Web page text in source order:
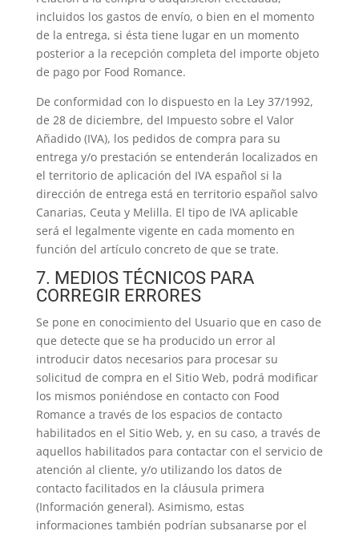
incluidos los gastos de envío, o bien en el momento
de la entrega, si ésta tiene lugar en un momento
posterior a la recepción completa del importe objeto
de pago por Food Romance.
De conformidad con lo dispuesto en la Ley 37/1992,
de 28 de diciembre, del Impuesto sobre el Valor
Añadido (IVA), los pedidos de compra para su
entrega y/o prestación se entenderán localizados en
el territorio de aplicación del IVA español si la
dirección de entrega está en territorio español salvo
Canarias, Ceuta y Melilla. El tipo de IVA aplicable
será el legalmente vigente en cada momento en
función del artículo concreto de que se trate.
7. MEDIOS TÉCNICOS PARA
CORREGIR ERRORES
Se pone en conocimiento del Usuario que en caso de
que detecte que se ha producido un error al
introducir datos necesarios para procesar su
solicitud de compra en el Sitio Web, podrá modificar
los mismos poniéndose en contacto con Food
Romance a través de los espacios de contacto
habilitados en el Sitio Web, y, en su caso, a través de
aquellos habilitados para contactar con el servicio de
atención al cliente, y/o utilizando los datos de
contacto facilitados en la cláusula primera
(Información general). Asimismo, estas
informaciones también podrían subsanarse por el